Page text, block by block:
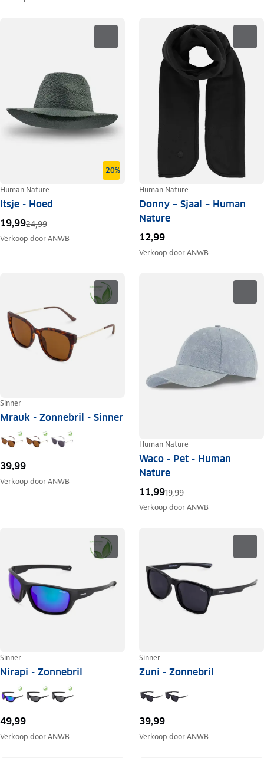
-20%
Human Nature
Itsje - Hoed
19,9924,99
Verkoop doorANWB
Human Nature
Donny – Sjaal – Human
Nature
12,99
Verkoop doorANWB
Sinner
Mrauk - Zonnebril - Sinner
39,99
Verkoop doorANWB
Human Nature
Waco - Pet - Human
Nature
11,9919,99
Verkoop doorANWB
Sinner
Nirapi - Zonnebril
49,99
Verkoop doorANWB
Sinner
Zuni - Zonnebril
39,99
Verkoop doorANWB